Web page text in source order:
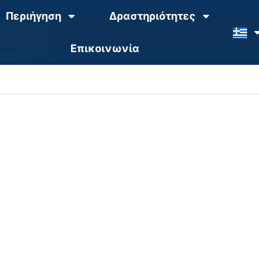
Περιήγηση Δραστηριότητες
Επικοινωνία